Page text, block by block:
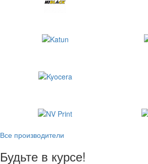
Все производители
Будьте в курсе!